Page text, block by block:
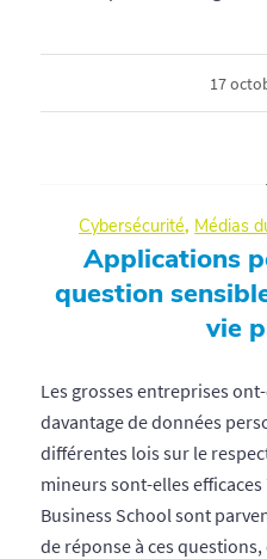
17
Cybersécurité, Médias
Applications
question
vie
Les grosses entreprises
davantage de données
différentes lois sur le
mineurs sont-elles efficaces
Business School sont
de réponse à ces